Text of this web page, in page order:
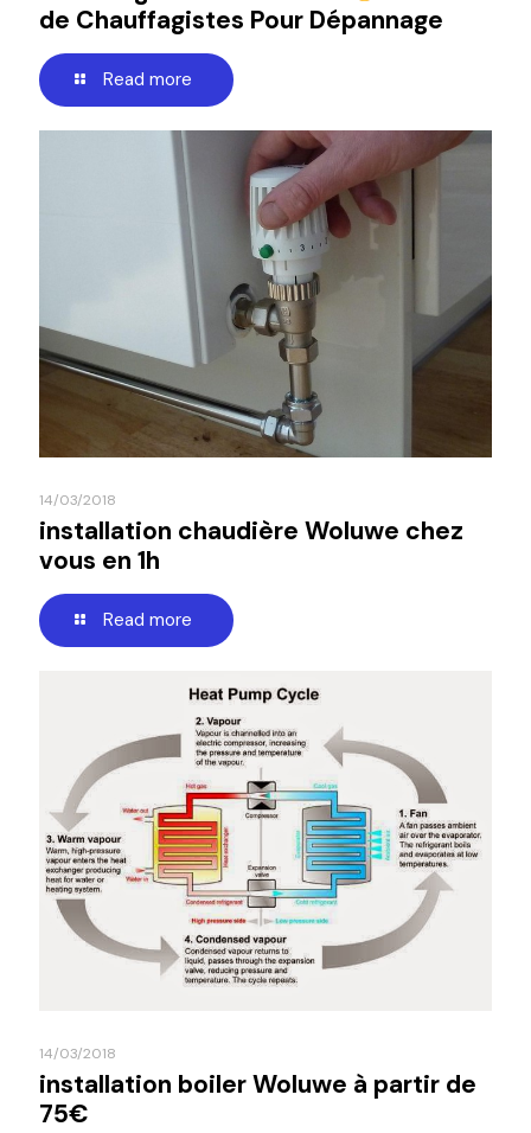
de Chauffagistes Pour Dépannage
Read more
14/03/2018
installation chaudière Woluwe chez
vous en 1h
Read more
14/03/2018
installation boiler Woluwe à partir de
75€